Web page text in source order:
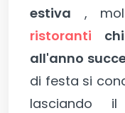
estiva ,
ristoranti
all'anno
di festa si
lasciando